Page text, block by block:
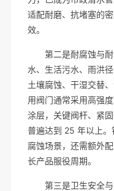
适配耐磨、抗堵塞的
效。
第二是耐腐蚀与
水、生活污水、雨洪
土壤腐蚀、干湿交替
用阀门通常采用高强
涂层，关键阀杆、紧
普遍达到 25 年以上
腐蚀场景，还需额外
长产品服役周期。
第三是卫生安全